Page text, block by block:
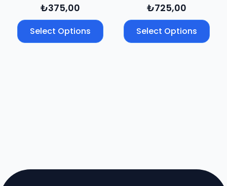
₺375,00
Select Options
₺725,00
Select Options